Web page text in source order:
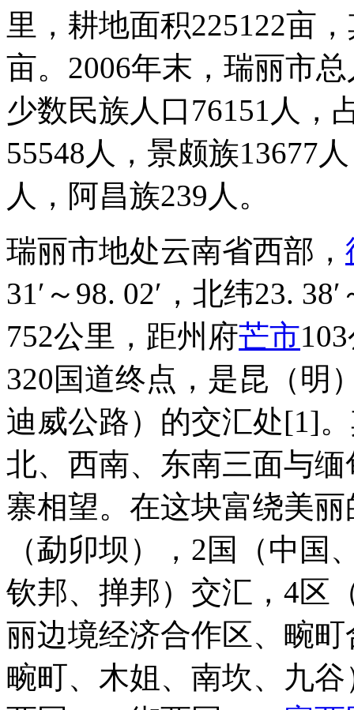
里，耕地面积225122亩
亩。2006年末，瑞丽市
少数民族人口76151人，
55548人，景颇族13677
人，阿昌族239人。
瑞丽市地处云南省西部，
31′～98. 02′，北纬23.
752公里，距州府芒市
320国道终点，是昆（明
迪威公路）的交汇处[1]
北、西南、东南三面与
寨相望。在这块富绕美
（勐卯坝），2国（中国
钦邦、掸邦）交汇，4区
丽边境经济合作区、畹
畹町、木姐、南坎、九